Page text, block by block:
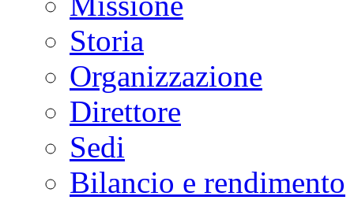
Storia
Organizzazione
Direttore
Sedi
Bilancio e rendimento